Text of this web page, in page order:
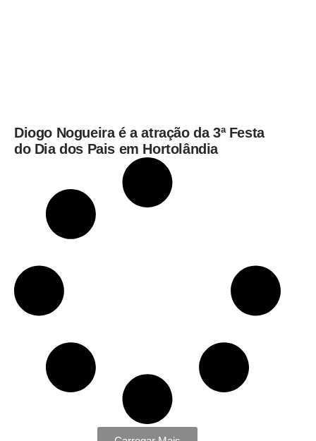
Diogo Nogueira é a atração da 3ª Festa
do Dia dos Pais em Hortolândia